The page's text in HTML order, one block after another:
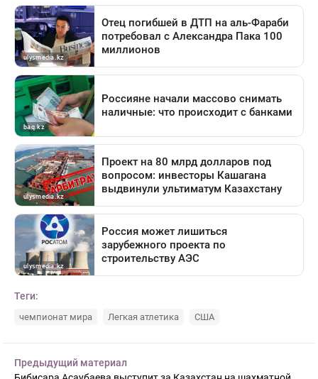
Теги:
чемпионат мира Легкая атлетика США
Предыдущий материал